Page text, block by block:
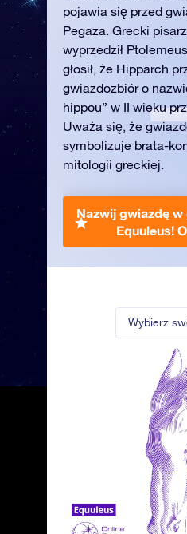
Wybierz
pojawia się przed
Pegaza. Grecki
wyprzedził
głosił, że Hipparch
gwiazdozbiór o
hippou” w II wieku
Uważa się, że
symbolizuje brata-
mitologii greckiej.
Nazwij gwiazdę
Equuleus!